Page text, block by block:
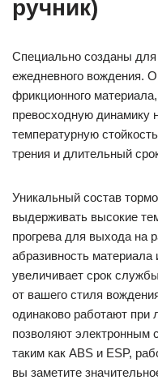
ручник)
Специально созданы для
ежедневного вождения.
фрикционного
превосходную динамику
температурную
трения и длительный
Уникальный состав
выдерживать высокие
прогрева для выхода на
абразивность материала
увеличивает срок
от вашего стиля
одинаково работают
позволяют электронным
таким как ABS и ESP,
вы заметите